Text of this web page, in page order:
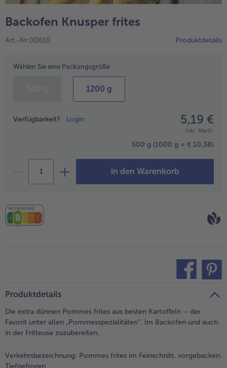
alle Küchenutensilien
alle bofrost*free
alle bofrost*plus.
Pflanzliche Alternativprodukte
alle Pflanzliche Alternativprodukte
Heißluftfritteuse
alle Heißluftfritteuse
Backofen Knusper frites
Art.-Nr.00610 Produktdetails
Wählen Sie eine Packungsgröße
1200 g
Preisangabe
Verfügbarkeit? Login 5,19 €
inkl. MwSt.
500 g (1000 g = € 10,38)
in den Warenkorb
Produktdetails
Die extra dünnen Pommes frites aus besten Kartoffeln – der
Favorit unter allen „Pommesspezialitäten“. Im Backofen und auch
in der Fritteuse zuzubereiten.
Verkehrsbezeichnung: Pommes frites im Feinschnitt, vorgebacken.
Tiefgefroren